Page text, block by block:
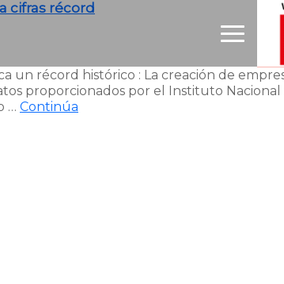
cifras récord
un récord histórico : La creación de
proporcionados por el Instituto
… Continúa